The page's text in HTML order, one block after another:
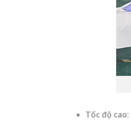
Tốc độ cao: